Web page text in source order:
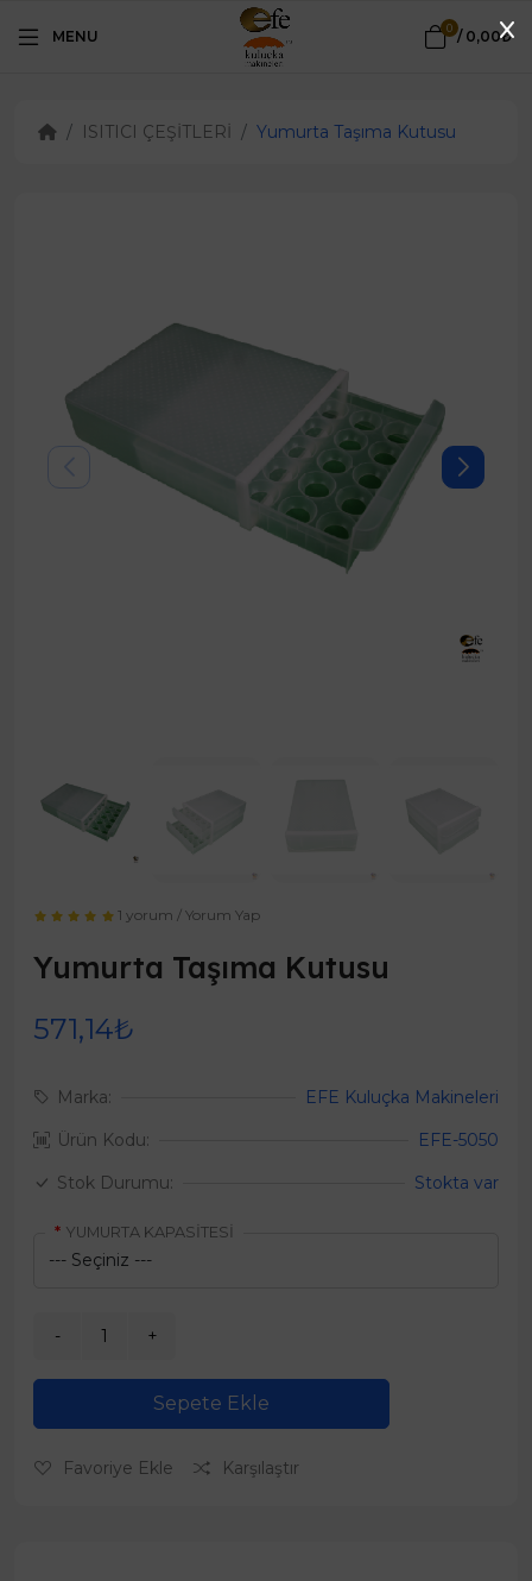
MENU 0 / 0,00₺
ISITICI ÇEŞİTLERİ Yumurta Taşıma Kutusu
1 yorum /Yorum Yap
Yumurta Taşıma Kutusu
571,14₺
Marka:
EFE Kuluçka Makineleri
Ürün Kodu:
EFE-5050
Stok Durumu:
Stokta var
YUMURTA KAPASİTESİ
Sepete Ekle
Favoriye Ekle Karşılaştır